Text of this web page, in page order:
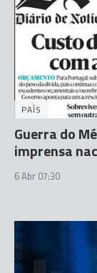
PAÍS
Guerra do
imprensa
6 Abr 07:30